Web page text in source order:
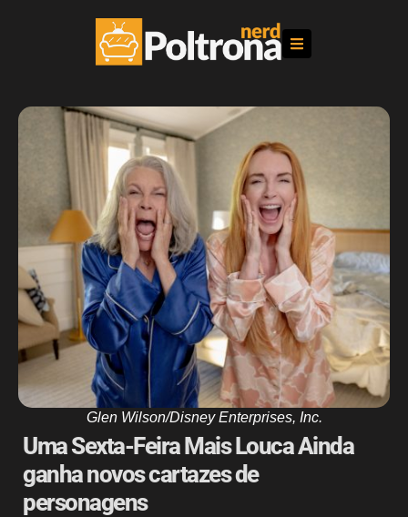
Glen Wilson/Disney Enterprises, Inc.
Uma Sexta-Feira Mais Louca Ainda
ganha novos cartazes de
personagens